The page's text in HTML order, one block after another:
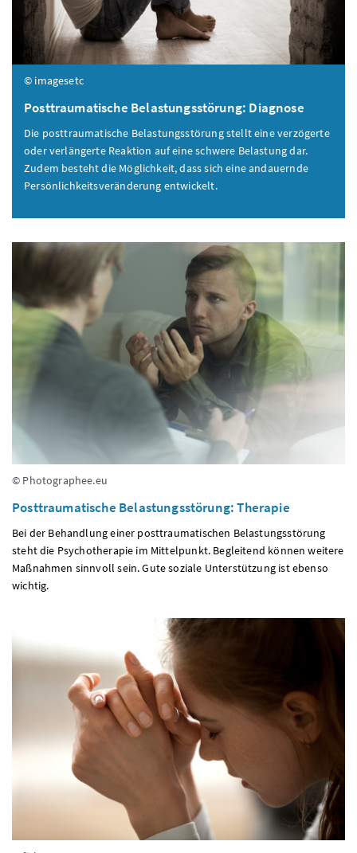
© imagesetc
Posttraumatische Belastungsstörung: Diagnose
Die posttraumatische Belastungsstörung stellt eine verzögerte
oder verlängerte Reaktion auf eine schwere Belastung dar.
Zudem besteht die Möglichkeit, dass sich eine andauernde
Persönlichkeitsveränderung entwickelt.
© Photographee.eu
Posttraumatische Belastungsstörung: Therapie
Bei der Behandlung einer posttraumatischen Belastungsstörung
steht die Psychotherapie im Mittelpunkt. Begleitend können weitere
Maßnahmen sinnvoll sein. Gute soziale Unterstützung ist ebenso
wichtig.